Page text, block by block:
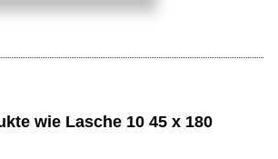
wie Lasche 10 45 x 180